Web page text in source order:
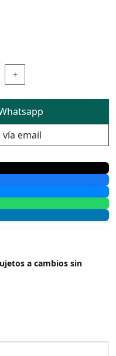
+
email
a cambios sin